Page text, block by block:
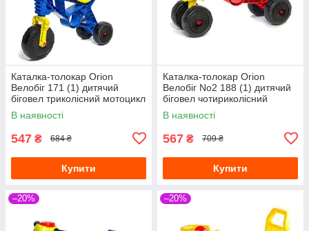
Каталка-толокар Orion
Велобіг 171 (1) дитячий
біговел триколісний мотоцикл
із клаксоном, синій
В наявності
547 ₴ 684 ₴
Купити
Каталка-толокар Orion
Велобіг No2 188 (1) дитячий
біговел чотириколісний
мотоцикл із клаксоном,
червоний
В наявності
567 ₴ 709 ₴
Купити
–20% –20%